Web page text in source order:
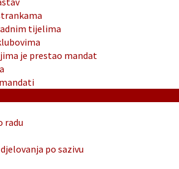
tijelima
je prestao mandat
radu
po sazivu